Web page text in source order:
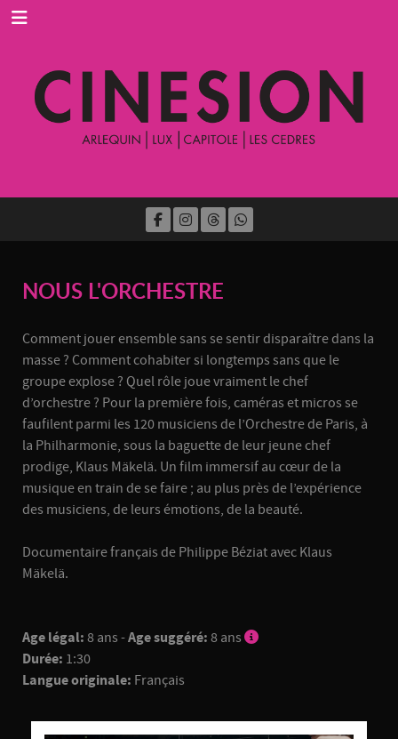
NOUS L'ORCHESTRE
Comment jouer ensemble sans se sentir disparaître dans la
masse ? Comment cohabiter si longtemps sans que le
groupe explose ? Quel rôle joue vraiment le chef
d’orchestre ? Pour la première fois, caméras et micros se
faufilent parmi les 120 musiciens de l’Orchestre de Paris, à
la Philharmonie, sous la baguette de leur jeune chef
prodige, Klaus Mäkelä. Un film immersif au cœur de la
musique en train de se faire ; au plus près de l’expérience
des musiciens, de leurs émotions, de la beauté.
Documentaire français de Philippe Béziat avec Klaus
Mäkelä.
Age légal: 8 ans -Age suggéré: 8 ans
Durée: 1:30
Langue originale: Français